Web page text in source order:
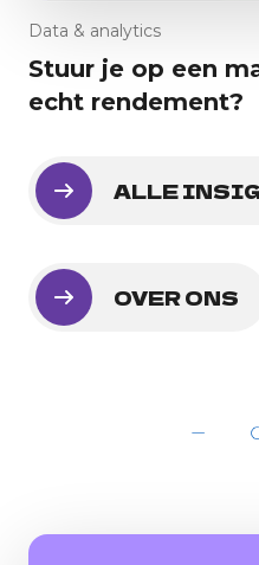
Data & analytics
Stuur je op een
echt rendement?
ALLE
OVER ONS